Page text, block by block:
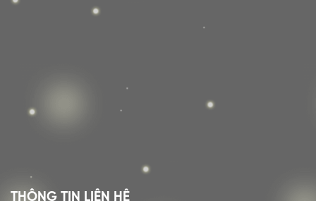
THÔNG TIN LIÊN HỆ